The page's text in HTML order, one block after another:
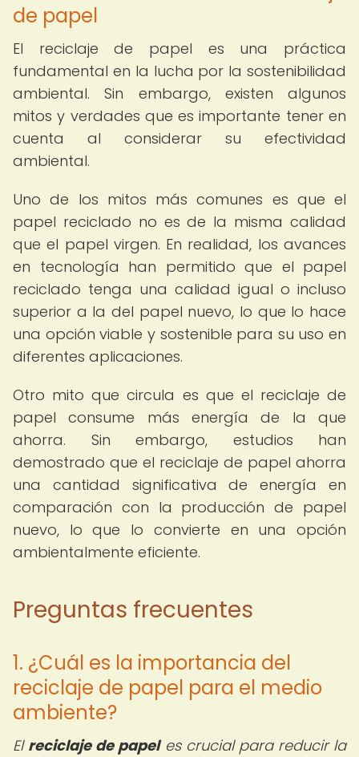
de papel
El reciclaje de papel es una práctica
fundamental en la lucha por la sostenibilidad
ambiental. Sin embargo, existen algunos
mitos y verdades que es importante tener en
cuenta al considerar su efectividad
ambiental.
Uno de los mitos más comunes es que el
papel reciclado no es de la misma calidad
que el papel virgen. En realidad, los avances
en tecnología han permitido que el papel
reciclado tenga una calidad igual o incluso
superior a la del papel nuevo, lo que lo hace
una opción viable y sostenible para su uso en
diferentes aplicaciones.
Otro mito que circula es que el reciclaje de
papel consume más energía de la que
ahorra. Sin embargo, estudios han
demostrado que el reciclaje de papel ahorra
una cantidad significativa de energía en
comparación con la producción de papel
nuevo, lo que lo convierte en una opción
ambientalmente eficiente.
Preguntas frecuentes
1. ¿Cuál es la importancia del
reciclaje de papel para el medio
ambiente?
El reciclaje de papeles crucial para reducir la